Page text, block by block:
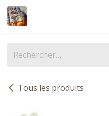
Se rendre au contenu
Tous les produits